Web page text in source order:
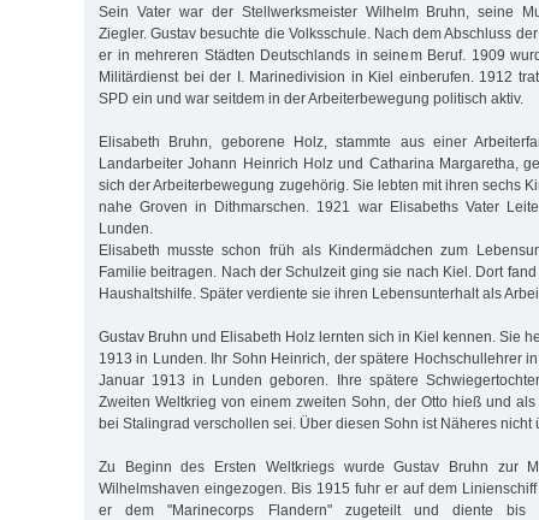
Sein Vater war der Stellwerksmeister Wilhelm Bruhn, seine
Ziegler. Gustav besuchte die Volksschule. Nach dem Abschluss
er in mehreren Städten Deutschlands in seinem Beruf. 1909
Militärdienst bei der I. Marinedivision in Kiel einberufen. 1912
SPD ein und war seitdem in der Arbeiterbewegung politisch aktiv.
Elisabeth Bruhn, geborene Holz, stammte aus einer
Landarbeiter Johann Heinrich Holz und Catharina Margaretha,
sich der Arbeiterbewegung zugehörig. Sie lebten mit ihren sechs
nahe Groven in Dithmarschen. 1921 war Elisabeths Vater
Lunden.
Elisabeth musste schon früh als Kindermädchen zum
Familie beitragen. Nach der Schulzeit ging sie nach Kiel. Dort
Haushaltshilfe. Später verdiente sie ihren Lebensunterhalt als
Gustav Bruhn und Elisabeth Holz lernten sich in Kiel kennen. Sie
1913 in Lunden. Ihr Sohn Heinrich, der spätere Hochschullehrer
Januar 1913 in Lunden geboren. Ihre spätere
Zweiten Weltkrieg von einem zweiten Sohn, der Otto hieß und
bei Stalingrad verschollen sei. Über diesen Sohn ist Näheres nicht
Zu Beginn des Ersten Weltkriegs wurde Gustav Bruhn zur
Wilhelmshaven eingezogen. Bis 1915 fuhr er auf dem
er dem "Marinecorps Flandern" zugeteilt und diente bis